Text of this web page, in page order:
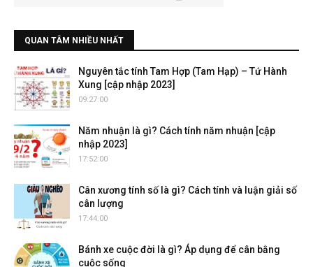
QUAN TÂM NHIỀU NHẤT
Nguyên tắc tính Tam Hợp (Tam Hạp) – Tứ Hành
Xung [cập nhập 2023]
09:27:00
Năm nhuận là gì? Cách tính năm nhuận [cập
nhập 2023]
17:52:00
Cân xương tính số là gì? Cách tính và luận giải số
cân lượng
17:44:00
Bánh xe cuộc đời là gì? Áp dụng để cân bằng
cuộc sống